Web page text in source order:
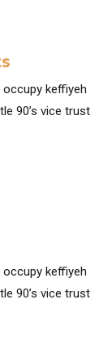
keffiyeh
90’s vice trust
keffiyeh
90’s vice trust